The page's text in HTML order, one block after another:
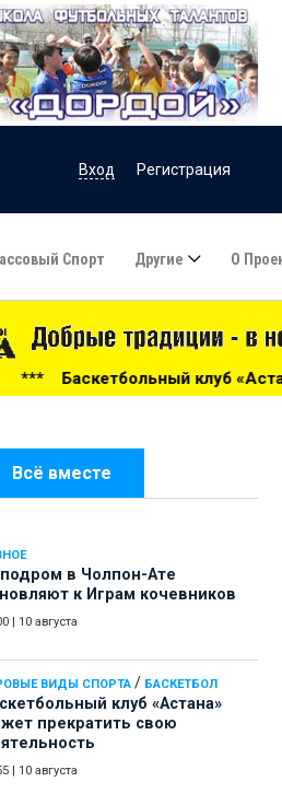
Вход Регистрация
Спорт Другие О
клуб «Астана» может
Всё вместе
в Чолпон-Ате
к Играм кочевников
10 августа
ВИДЫ СПОРТА / БАСКЕТБОЛ
клуб «Астана»
прекратить свою
10 августа